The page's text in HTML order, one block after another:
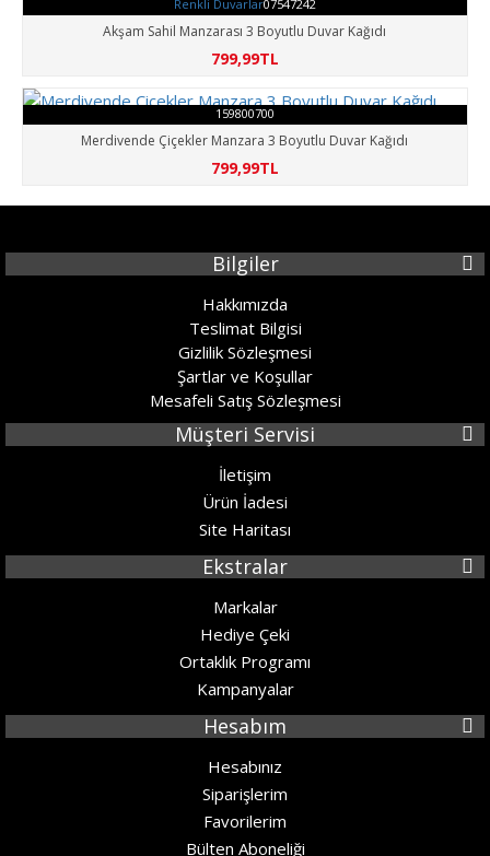
Renkli Duvarlar07547242
Akşam Sahil Manzarası 3 Boyutlu Duvar Kağıdı
799,99TL
159800700
Merdivende Çiçekler Manzara 3 Boyutlu Duvar Kağıdı
799,99TL
Bilgiler
Hakkımızda
Teslimat Bilgisi
Gizlilik Sözleşmesi
Şartlar ve Koşullar
Mesafeli Satış Sözleşmesi
Müşteri Servisi
İletişim
Ürün İadesi
Site Haritası
Ekstralar
Markalar
Hediye Çeki
Ortaklık Programı
Kampanyalar
Hesabım
Hesabınız
Siparişlerim
Favorilerim
Bülten Aboneliği